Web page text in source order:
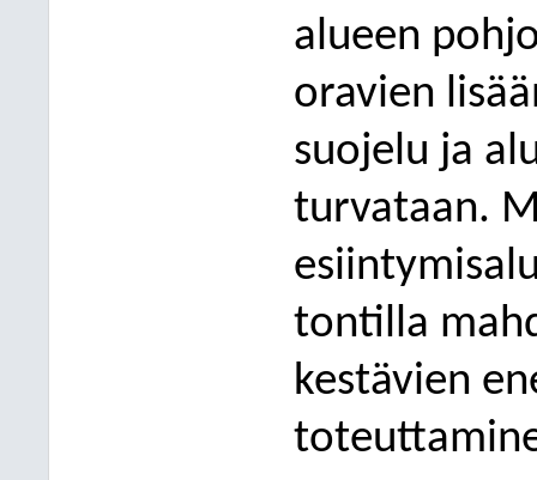
alueen
oravien
suojelu ja
turvataan.
tontilla
kestävien